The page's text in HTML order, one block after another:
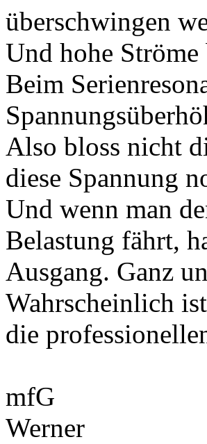
überschwingen
Und hohe
Beim
Also bloss nicht
diese Spannung
Und wenn man
Belastung fährt,
Ausgang. Ganz
Wahrscheinlich
die
mfG
Werner